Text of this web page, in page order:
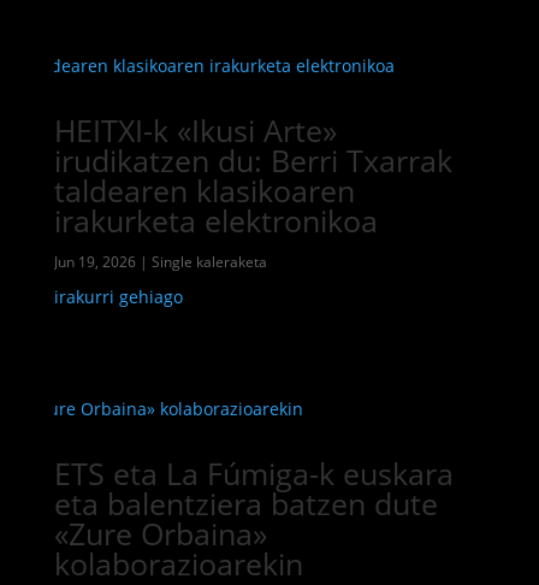
HEITXI-k «Ikusi Arte»
irudikatzen du: Berri Txarrak
taldearen klasikoaren
irakurketa elektronikoa
Jun 19, 2026 | Single kaleraketa
irakurri gehiago
ETS eta La Fúmiga-k euskara
eta balentziera batzen dute
«Zure Orbaina»
kolaborazioarekin